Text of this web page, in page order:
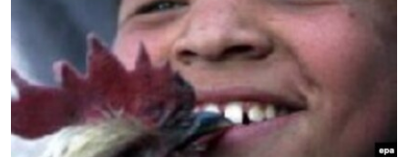
РАСПИСАНИЕ ВЕЩАНИЯ
ПОДПИШИТЕСЬ НА РАССЫЛКУ
СОЦИАЛЬНЫЕ СЕТИ